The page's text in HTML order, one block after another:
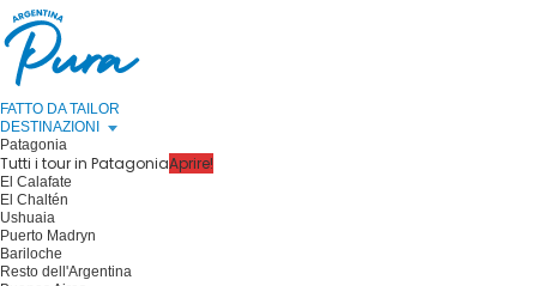
FATTO DA TAILOR
DESTINAZIONI
Patagonia
Tutti i tour in PatagoniaAprire!
El Calafate
El Chaltén
Ushuaia
Puerto Madryn
Bariloche
Resto dell'Argentina